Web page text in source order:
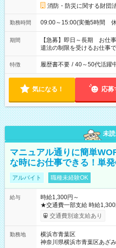
消防・防災に関する財団
勤務時間 09:00～15:00(実働5時間
期間
【急募】即日～長期 お仕
遣法の制限を受けるお仕事
特徴 履歴書不要 / 40～50代活躍
気になる！ 応募
未読
マニュアル通りに簡単
な時にお仕事できる！単
アルバイト 職種未経験OK
給与
時給1,300円～
★交通費一部支給 時給1,300円～ ※試験・役割により手当あり
※勤務回数により昇給あり
り！】 希望される場合、勤
例】 ・河合塾模擬試験 8:30
×8時間＝日収10,400円＋交
交通費別途支給あり
勤務地
横浜市青葉区
神奈川県横浜市青葉区あざ